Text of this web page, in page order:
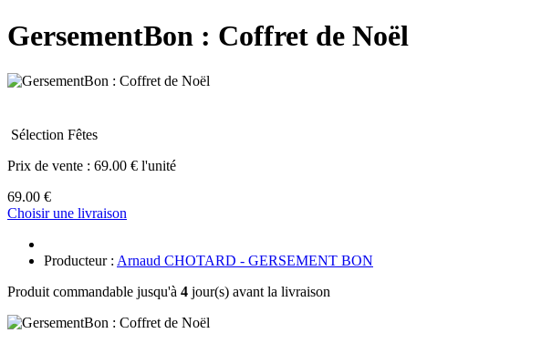
GersementBon : Coffret de Noël
Sélection Fêtes
Prix de vente : 69.00 € l'unité
69.00 €
Choisir une livraison
Producteur : Arnaud CHOTARD - GERSEMENT BON
Produit commandable jusqu'à 4 jour(s) avant la livraison